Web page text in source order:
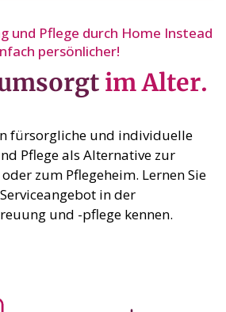
und Pflege durch Home Instead
persönlicher!
im Alter.
fürsorgliche und individuelle
Pflege als Alternative zur
zum Pflegeheim. Lernen Sie
in der
und -pflege kennen.